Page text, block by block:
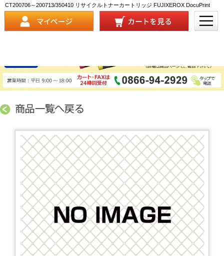
CT200706～200713/350410 リサイクルトナーカートリッジ FUJIXEROX DocuPrint
C3200A 対応 商品詳細